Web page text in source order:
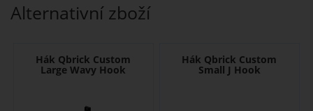
Alternativní zboží
Hák Qbrick Custom
Large Wavy Hook
Hák Qbrick Custom
Small J Hook